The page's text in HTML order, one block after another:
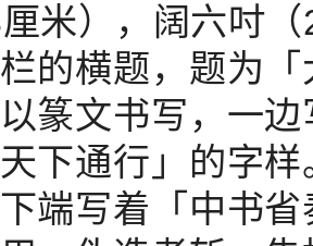
厘米），阔六吋
的横题，题为
篆文书写，一
下通行」的字
端写着「中书